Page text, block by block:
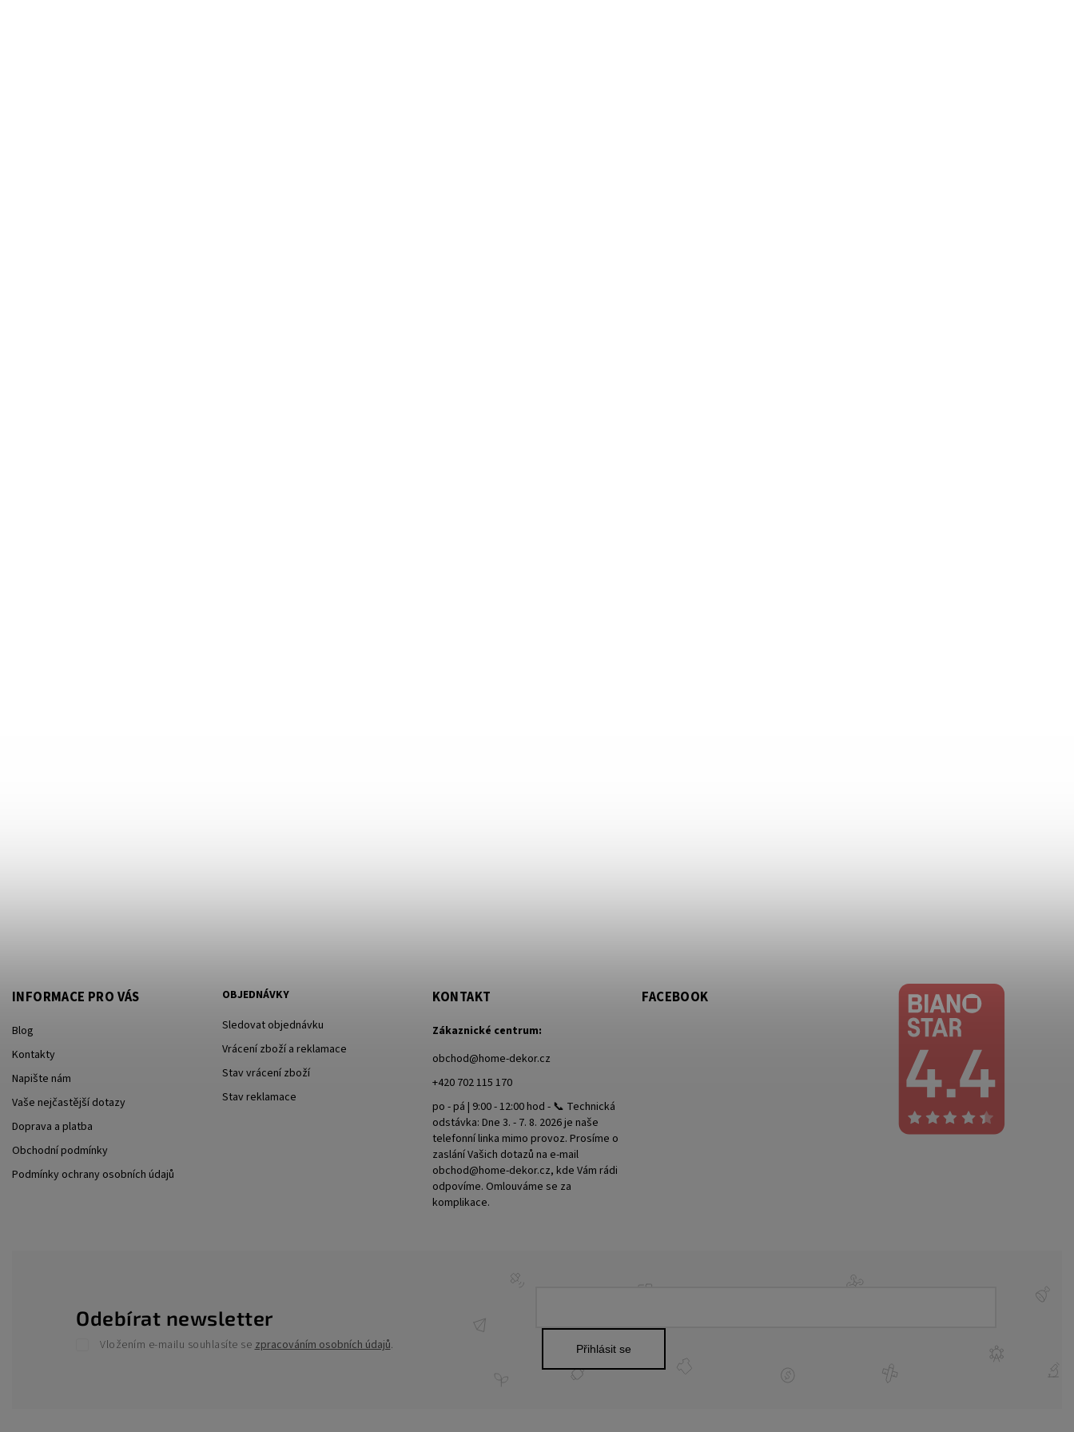
INFORMACE PRO VÁS
Blog
Kontakty
Napište nám
Vaše nejčastější dotazy
Doprava a platba
Obchodní podmínky
Podmínky ochrany osobních údajů
OBJEDNÁVKY
Sledovat objednávku
Vrácení zboží a reklamace
Stav vrácení zboží
Stav reklamace
Odebírat newsletter
Vložením e-mailu souhlasíte se zpracováním osobních údajů. Přihlásit se
KONTAKT
Zákaznické centrum:
obchod@home-dekor.cz
+420 702 115 170
po - pá | 9:00 - 12:00 hod - 📞 Technická
odstávka: Dne 3. - 7. 8. 2026 je naše
telefonní linka mimo provoz. Prosíme o
zaslání Vašich dotazů na e-mail
obchod@home-dekor.cz, kde Vám rádi
odpovíme. Omlouváme se za
komplikace.
FACEBOOK